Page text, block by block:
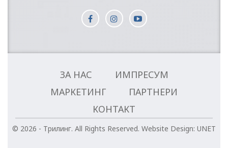
ЗА НАС
ИМПРЕСУМ
МАРКЕТИНГ
ПАРТНЕРИ
КОНТАКТ
© 2026 - Трилинг. All Rights Reserved. Website Design: UNET